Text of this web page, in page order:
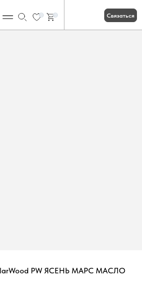
Связаться
PW ЯСЕНЬ МАРС МАСЛО